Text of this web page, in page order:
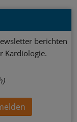
berichten
Kardiologie.